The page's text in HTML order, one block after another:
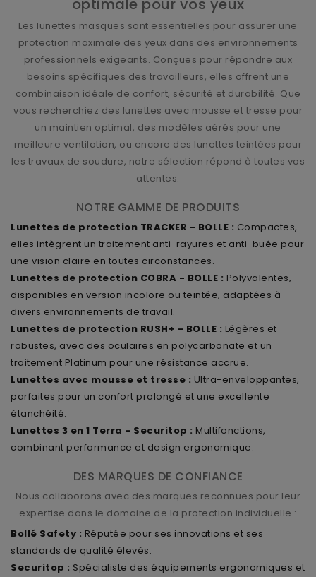
optimale pour vos yeux
Les lunettes masques sont essentielles pour assurer une
protection maximale des yeux dans des environnements
professionnels exigeants. Conçues pour répondre aux
besoins spécifiques des travailleurs, elles offrent une
combinaison idéale de confort, sécurité et durabilité. Que
vous recherchiez des lunettes avec mousse et tresse pour
un maintien optimal, des modèles aérés pour une
meilleure ventilation, ou encore des lunettes teintées pour
les travaux de soudure, notre sélection répond à toutes vos
attentes.
NOTRE GAMME DE PRODUITS
Lunettes de protection TRACKER - BOLLE : Compactes,
elles intègrent un traitement anti-rayures et anti-buée pour
une vision claire en toutes circonstances.
Lunettes de protection COBRA - BOLLE : Polyvalentes,
disponibles en version incolore ou teintée, adaptées à
divers environnements de travail.
Lunettes de protection RUSH+ - BOLLE : Légères et
robustes, avec des oculaires en polycarbonate et un
traitement Platinum pour une résistance accrue.
Lunettes avec mousse et tresse : Ultra-enveloppantes,
parfaites pour un confort prolongé et une excellente
étanchéité.
Lunettes 3 en 1 Terra - Securitop : Multifonctions,
combinant performance et design ergonomique.
DES MARQUES DE CONFIANCE
Nous collaborons avec des marques reconnues pour leur
expertise dans le domaine de la protection individuelle :
Bollé Safety : Réputée pour ses innovations et ses
standards de qualité élevés.
Securitop : Spécialiste des équipements ergonomiques et